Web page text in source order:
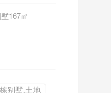
167㎡
别墅,土地